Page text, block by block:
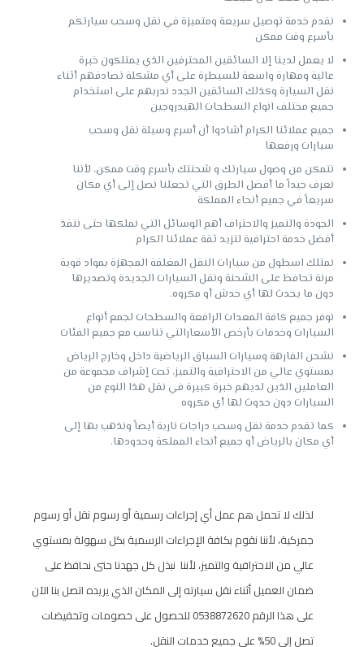
نقدم خدمة توصيل سريعة ومتميزة في نقل وسحب سيارتكم
بأسرع وقت ممكن
لا يعمل لدينا إلا السائقين المحترفين الذي يمتلكون خبرة
عالية ومهارة واسعة للسيطرة على أي مشكلة تصادفهم أثناء
نقل السيارة وكذلك السائقين الجدد ندربهم على استخدام
جميع مختلف انواع السطحات الهيدروجين
جميع عملائنا الكرام أشادوا أن أسرع وسيلة نقل وسحب
سيارات ورفعها
نتمكن من وصول سيارتك و شحنتك بأسرع وقت ممكن، لأننا
نعرف جيداً ما أفضل الطرق التي تجعلنا نصل إلى أي مكان
سريعاً في جميع أنحاء المملكة
الجودة والتميز والاحتراف أهم الوسائل التي نملكها حتى ننفذ
أفضل خدمة احترافية لتزيد ثقة عملائنا الكرام
نمتلك اسطول من سيارات النقل المغلقة المجهزة بمواد قوية
مرنة تحافظ على الشحنة ونقل السيارات الجديدة وتصديرها
دون ما يحدث لها أي خدش أو مكروه.
نوفر جميع كافة المعدات الرافعة والسطحات لجمع أنواع
السيارات وخدمات بأرخص الأسعارالتي تناسب مع جميع الفئات
نشحن الفارهة وسيارات السباق الرياضية داخل وخارج الرياض
بمستوي عالي من الاحترافية والتميز، تحت إشراف مجموعة من
العاملين الذين لديهم خبرة كبيرة في نقل هذا النوع من
السيارات دون حدوث لها أي مكروه
كما تقدم خدمة نقل وسحب دراجات نارية أيضاً ونذهب بها إلى
أي مكان بالرياض أو جميع أنحاء المملكة وحدودها.
لذلك لا تحمل هم عمل أي إجراءات رسمية أو رسوم نقل أو رسوم
جمركية، لأننا نقوم بكافة الإجراءات الرسمية بكل سهولة بمستوي
عالي من الاحترافية والتميز، لأننا نبذل كل جهدنا حتى نحافظ على
ضمان العميل أثناء نقل سيارته إلى المكان الذي يريده اتصل بنا الآن
على هذا الرقم 0538872620 للحصول على خصومات وتخفيضات
تصل إلى 50% على جميع خدمات النقل.